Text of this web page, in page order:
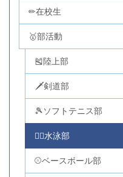
✏在校生
🥇部活動
🎽陸上部
🗡剣道部
🎾ソフトテニス部
🏊‍♂️水泳部
⚾ベースボール部